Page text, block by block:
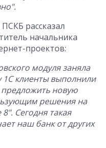
рассказал
начальника
проектов:
модуля заняла
1С клиенты выполнили
новую
решения на
Сегодня такая
наш банк от других